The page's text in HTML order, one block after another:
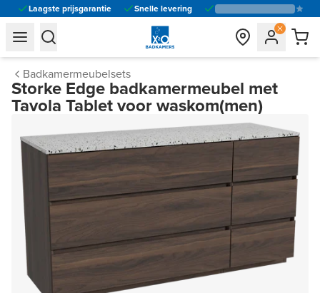
Laagste prijsgarantie Snelle levering
general.navigation.toggle_menu.label
general.navigation.toggle_menu.label
Badkamermeubelsets
Storke Edge badkamermeubel met
Tavola Tablet voor waskom(men)